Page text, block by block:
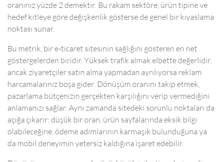
oranınız yüzde 2 demektir. Bu rakam sektöre, ürün tipine ve
hedef kitleye göre değişkenlik gösterse de genel bir kıyaslama
noktası sunar.
Bu metrik, bir e-ticaret sitesinin sağlığını gösteren en net
göstergelerden biridir. Yüksek trafik almak elbette değerlidir,
ancak ziyaretçiler satın alma yapmadan ayrılıyorsa reklam
harcamalarınız boşa gider. Dönüşüm oranını takip etmek,
pazarlama bütçenizin gerçekten karşılığını verip vermediğini
anlamanızı sağlar. Aynı zamanda sitedeki sorunlu noktaları da
açığa çıkarır: düşük bir oran, ürün sayfalarında eksik bilgi
olabileceğine, ödeme adımlarının karmaşık bulunduğuna ya
da mobil deneyimin yetersiz kaldığına işaret edebilir.